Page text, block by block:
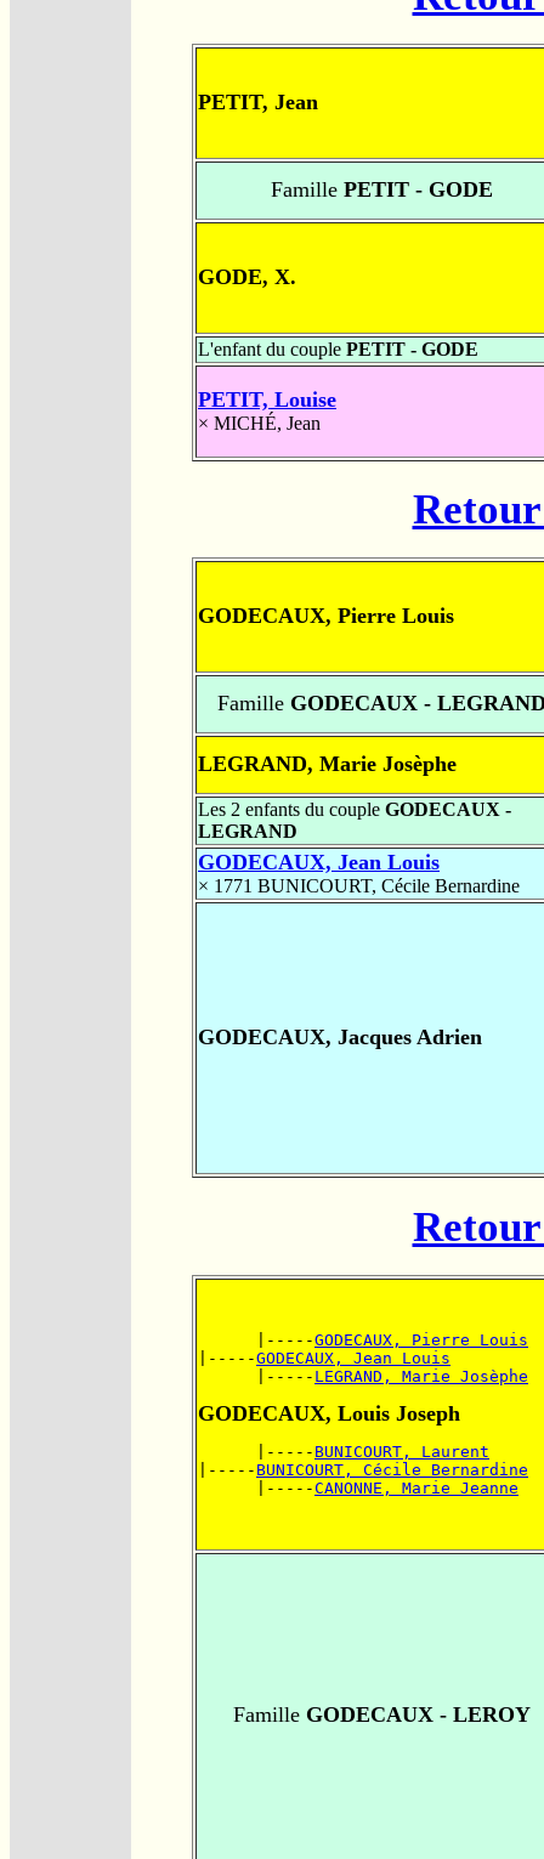
PETIT, Jean
Famille PETIT - GODE
GODE, X.
L'enfant du couple PETIT - GODE
PETIT, Louise
× MICHÉ, Jean
GODECAUX, Pierre Louis
Famille GODECAUX -
LEGRAND, Marie Josèphe
Les 2 enfants du couple GODECAUX -
LEGRAND
GODECAUX, Jean Louis
× 1771 BUNICOURT, Cécile Bernardine
GODECAUX, Jacques Adrien
      |-----
GODECAUX, Pierre Louis
|-----GODECAUX, Jean Louis
      |-----
LEGRAND, Marie Josèphe
GODECAUX, Louis Joseph
      |-----
BUNICOURT, Laurent
|----- BUNICOURT, Cécile Bernardine
      |-----
CANONNE, Marie Jeanne
Famille GODECAUX - LEROY